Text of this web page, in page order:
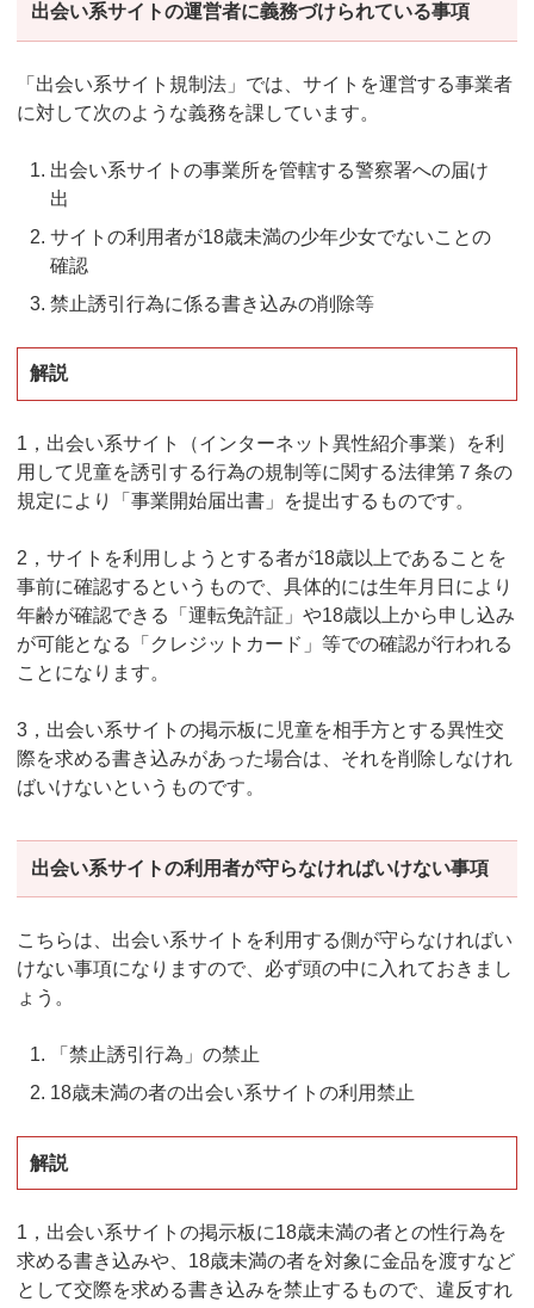
出会い系サイトの運営者に義務づけられている事項
「出会い系サイト規制法」では、サイトを運営する事業者
に対して次のような義務を課しています。
出会い系サイトの事業所を管轄する警察署への届け
出
サイトの利用者が18歳未満の少年少女でないことの
確認
禁止誘引行為に係る書き込みの削除等
解説
1，出会い系サイト（インターネット異性紹介事業）を利
用して児童を誘引する行為の規制等に関する法律第７条の
規定により「事業開始届出書」を提出するものです。
2，サイトを利用しようとする者が18歳以上であることを
事前に確認するというもので、具体的には生年月日により
年齢が確認できる「運転免許証」や18歳以上から申し込み
が可能となる「クレジットカード」等での確認が行われる
ことになります。
3，出会い系サイトの掲示板に児童を相手方とする異性交
際を求める書き込みがあった場合は、それを削除しなけれ
ばいけないというものです。
出会い系サイトの利用者が守らなければいけない事項
こちらは、出会い系サイトを利用する側が守らなければい
けない事項になりますので、必ず頭の中に入れておきまし
ょう。
「禁止誘引行為」の禁止
18歳未満の者の出会い系サイトの利用禁止
解説
1，出会い系サイトの掲示板に18歳未満の者との性行為を
求める書き込みや、18歳未満の者を対象に金品を渡すなど
として交際を求める書き込みを禁止するもので、違反すれ